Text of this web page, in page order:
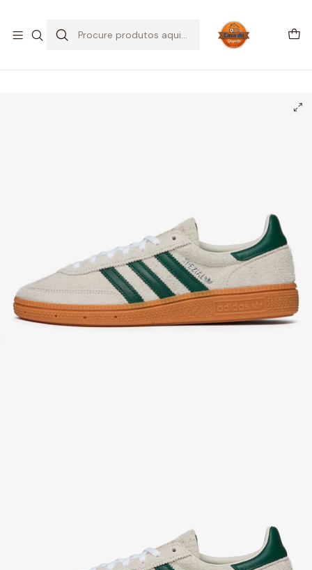
Início CALÇADO Adidas
Handball Spezial
adidas Handball Spezial Alumina Collegiate Green (Women's)